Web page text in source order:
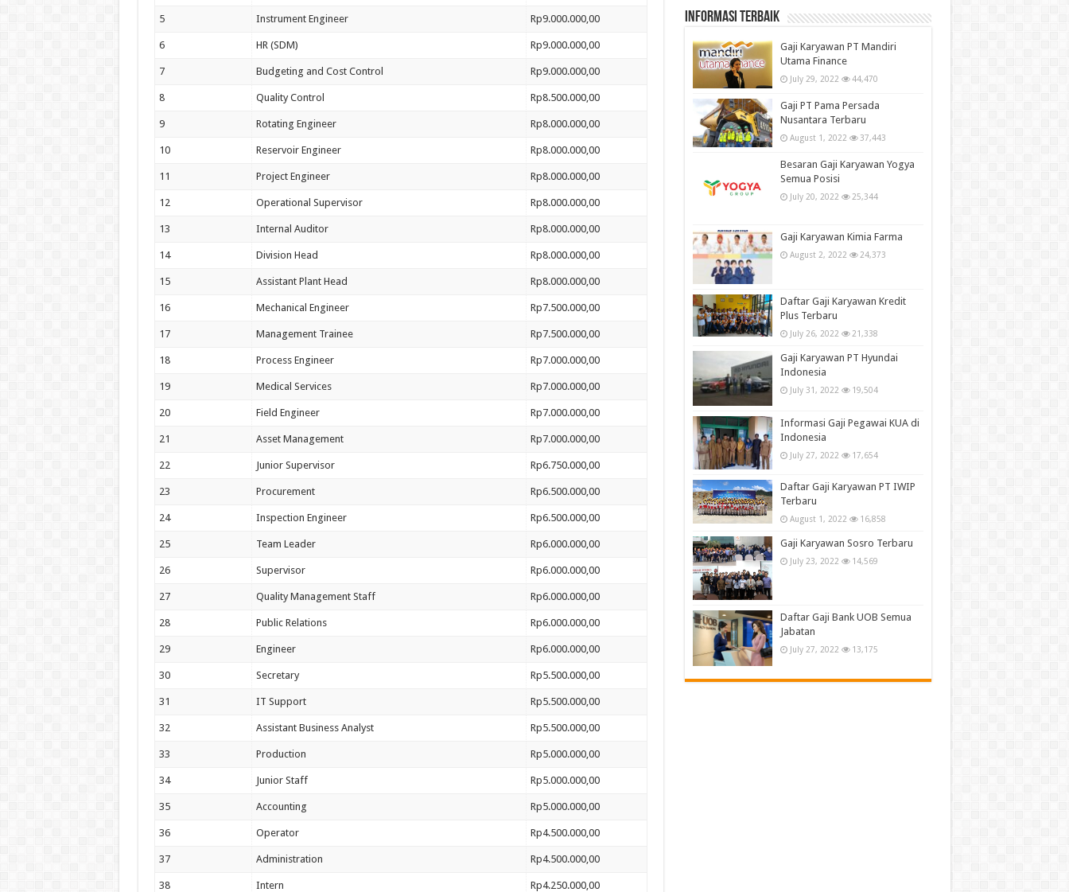
5 Instrument Engineer Rp9.000.000,00
6 HR (SDM) Rp9.000.000,00
7 Budgeting and Cost Control Rp9.000.000,00
8 Quality Control Rp8.500.000,00
9 Rotating Engineer Rp8.000.000,00
10 Reservoir Engineer Rp8.000.000,00
11 Project Engineer Rp8.000.000,00
12 Operational Supervisor Rp8.000.000,00
13 Internal Auditor Rp8.000.000,00
14 Division Head Rp8.000.000,00
15 Assistant Plant Head Rp8.000.000,00
16 Mechanical Engineer Rp7.500.000,00
17 Management Trainee Rp7.500.000,00
18 Process Engineer Rp7.000.000,00
19 Medical Services Rp7.000.000,00
20 Field Engineer Rp7.000.000,00
21 Asset Management Rp7.000.000,00
22 Junior Supervisor Rp6.750.000,00
23 Procurement Rp6.500.000,00
24 Inspection Engineer Rp6.500.000,00
25 Team Leader Rp6.000.000,00
26 Supervisor Rp6.000.000,00
27 Quality Management Staff Rp6.000.000,00
28 Public Relations Rp6.000.000,00
29 Engineer Rp6.000.000,00
30 Secretary Rp5.500.000,00
31 IT Support Rp5.500.000,00
32 Assistant Business Analyst Rp5.500.000,00
33 Production Rp5.000.000,00
34 Junior Staff Rp5.000.000,00
35 Accounting Rp5.000.000,00
36 Operator Rp4.500.000,00
37 Administration Rp4.500.000,00
38 Intern Rp4.250.000,00
informasi terbaik
Gaji Karyawan PT Mandiri
Utama Finance
July 29, 2022 44,470
Gaji PT Pama Persada
Nusantara Terbaru
August 1, 2022 37,443
Besaran Gaji Karyawan Yogya
Semua Posisi
July 20, 2022 25,344
Gaji Karyawan Kimia Farma
August 2, 2022 24,373
Daftar Gaji Karyawan Kredit
Plus Terbaru
July 26, 2022 21,338
Gaji Karyawan PT Hyundai
Indonesia
July 31, 2022 19,504
Informasi Gaji Pegawai KUA di
Indonesia
July 27, 2022 17,654
Daftar Gaji Karyawan PT IWIP
Terbaru
August 1, 2022 16,858
Gaji Karyawan Sosro Terbaru
July 23, 2022 14,569
Daftar Gaji Bank UOB Semua
Jabatan
July 27, 2022 13,175